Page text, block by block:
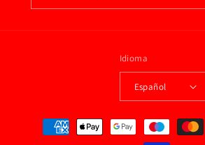
Idioma
Español
Formas